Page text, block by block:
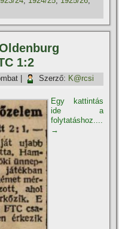
1:2
Szerző: K@rcsi
Egy kattintás
ide a
folytatáshoz....
→